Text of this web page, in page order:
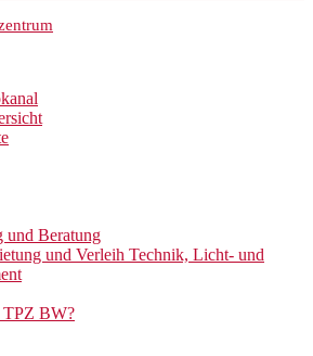
und Beratung
und Verleih Technik, Licht- und
TPZ BW?